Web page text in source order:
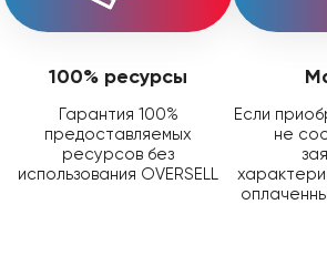
100% ресурсы
Гарантия 100%
предоставляемых
ресурсов без
использования OVERSELL
Если
не